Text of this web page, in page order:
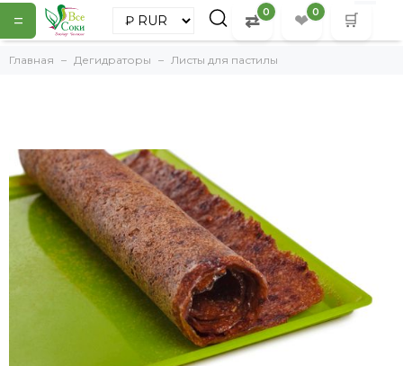
= ⇄ 0 ❤ 0 🛒
Главная Дегидраторы Листы для пастилы